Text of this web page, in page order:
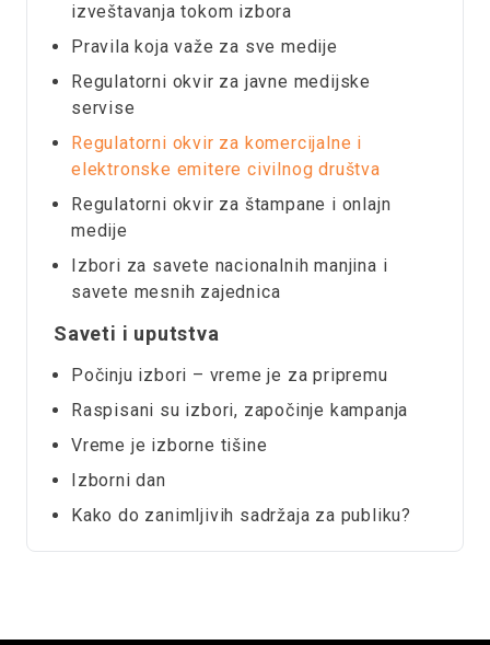
izveštavanja tokom izbora
Pravila koja važe za sve medije
Regulatorni okvir za javne medijske
servise
Regulatorni okvir za komercijalne i
elektronske emitere civilnog društva
Regulatorni okvir za štampane i onlajn
medije
Izbori za savete nacionalnih manjina i
savete mesnih zajednica
Saveti i uputstva
Počinju izbori – vreme je za pripremu
Raspisani su izbori, započinje kampanja
Vreme je izborne tišine
Izborni dan
Kako do zanimljivih sadržaja za publiku?